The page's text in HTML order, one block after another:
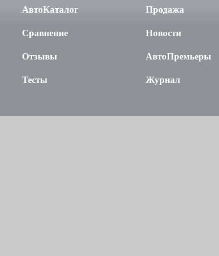
АвтоКаталог
Сравнение
Отзывы
Тесты
Продажа
Новости
АвтоПремьеры
Журнал